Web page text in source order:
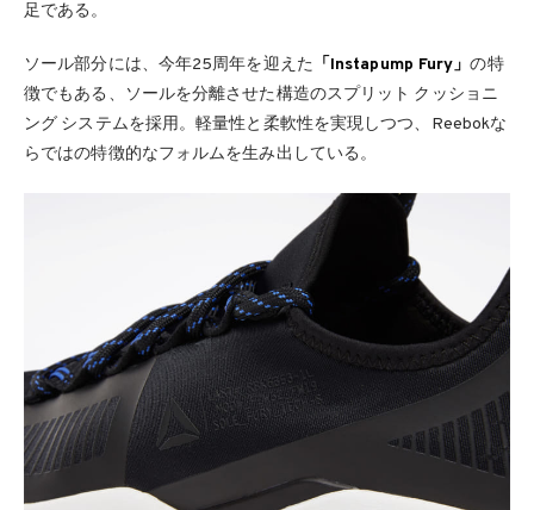
足である。
ソール部分には、今年25周年を迎えた 「Instapump Fury」の特
徴でもある、ソールを分離させた構造のスプリット クッショニ
ング システムを採用。軽量性と柔軟性を実現しつつ、Reebokな
らではの特徴的なフォルムを生み出している。